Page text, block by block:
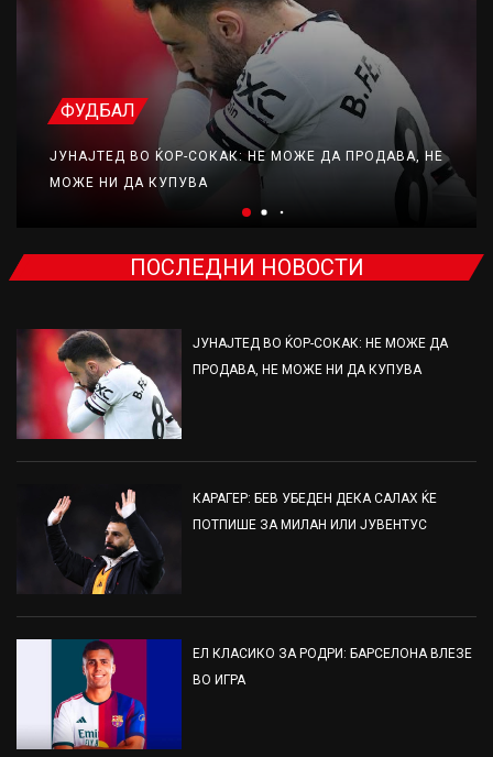
ФУДБАЛ
ЈУНАЈТЕД ВО ЌОР-СОКАК: НЕ МОЖЕ ДА ПРОДАВА, НЕ
МОЖЕ НИ ДА КУПУВА
ПОСЛЕДНИ НОВОСТИ
ЈУНАЈТЕД ВО ЌОР-СОКАК: НЕ МОЖЕ ДА
ПРОДАВА, НЕ МОЖЕ НИ ДА КУПУВА
КАРАГЕР: БЕВ УБЕДЕН ДЕКА САЛАХ ЌЕ
ПОТПИШЕ ЗА МИЛАН ИЛИ ЈУВЕНТУС
ЕЛ КЛАСИКО ЗА РОДРИ: БАРСЕЛОНА ВЛЕЗЕ
ВО ИГРА